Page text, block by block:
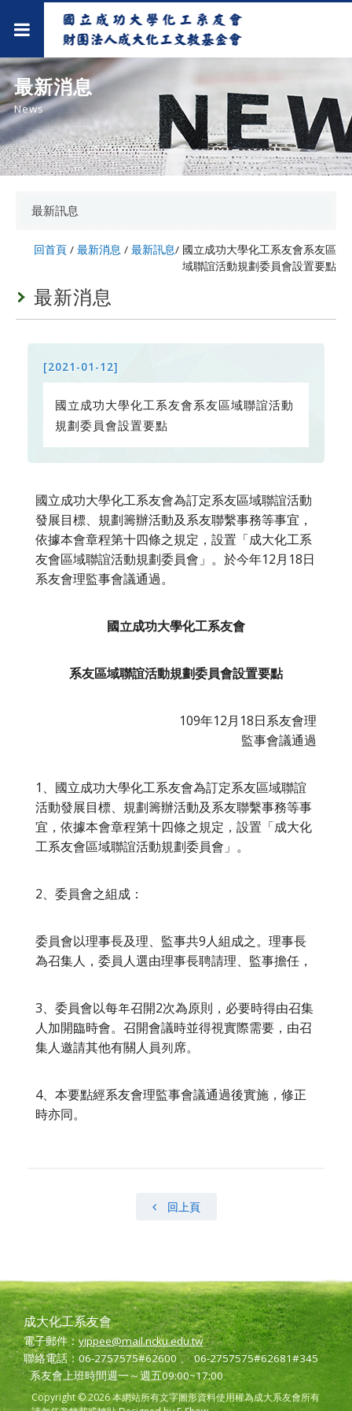
最新消息
News
最新訊息
回首頁 / 最新消息 / 最新訊息/ 國立成功大學化工系友會系友區
域聯誼活動規劃委員會設置要點
最新消息
[2021-01-12]
國立成功大學化工系友會系友區域聯誼活動
規劃委員會設置要點
國立成功大學化工系友會為訂定系友區域聯誼活動
發展目標、規劃籌辦活動及系友聯繫事務等事宜，
依據本會章程第十四條之規定，設置「成大化工系
友會區域聯誼活動規劃委員會」。於今年12月18日
系友會理監事會議通過。
國立成功大學化工系友會
系友區域聯誼活動規劃委員會設置要點
109年12月18日系友會理
監事會議通過
1、國立成功大學化工系友會為訂定系友區域聯誼
活動發展目標、規劃籌辦活動及系友聯繫事務等事
宜，依據本會章程第十四條之規定，設置「成大化
工系友會區域聯誼活動規劃委員會」。
2、委員會之組成：
委員會以理事長及理、監事共9人組成之。理事長
為召集人，委員人選由理事長聘請理、監事擔任，
3、委員會以每年召開2次為原則，必要時得由召集
人加開臨時會。召開會議時並得視實際需要，由召
集人邀請其他有關人員列席。
4、本要點經系友會理監事會議通過後實施，修正
時亦同。
回上頁
成大化工系友會
電子郵件：yippee@mail.ncku.edu.tw
聯絡電話：06-2757575#62600 、 06-2757575#62681#345
系友會上班時間週一～週五09:00~17:00
Copyright © 2026 本網站所有文字圖形資料使用權為成大系友會所有